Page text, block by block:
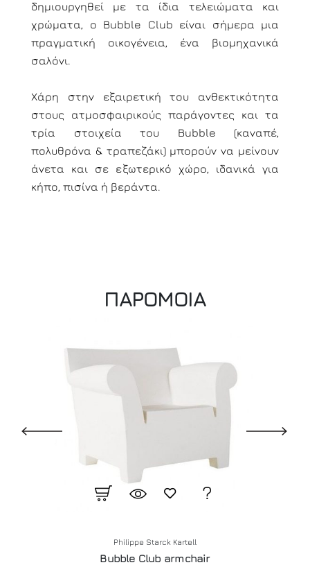
δημιουργηθεί με τα ίδια τελειώματα και
χρώματα, ο Bubble Club είναι σήμερα μια
πραγματική οικογένεια, ένα βιομηχανικά
σαλόνι.
Χάρη στην εξαιρετική του ανθεκτικότητα
στους ατμοσφαιρικούς παράγοντες και τα
τρία στοιχεία του Bubble (καναπέ,
πολυθρόνα & τραπεζάκι) μπορούν να μείνουν
άνετα και σε εξωτερικό χώρο, ιδανικά για
κήπο, πισίνα ή βεράντα.
ΠΑΡΟΜΟΙΑ
Philippe Starck Kartell
Bubble Club armchair